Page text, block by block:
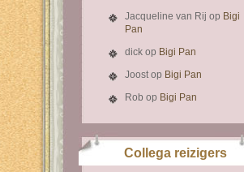
Jacqueline van Rij op Bigi
Pan
dick op Bigi Pan
Joostop Bigi Pan
Rob op Bigi Pan
Collega reizigers